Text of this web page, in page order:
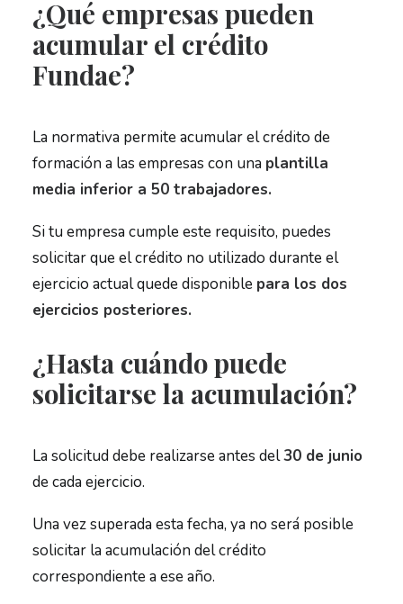
¿Qué empresas pueden
acumular el crédito
Fundae?
La normativa permite acumular el crédito de
formación a las empresas con una plantilla
media inferior a 50 trabajadores.
Si tu empresa cumple este requisito, puedes
solicitar que el crédito no utilizado durante el
ejercicio actual quede disponible para los dos
ejercicios posteriores.
¿Hasta cuándo puede
solicitarse la acumulación?
La solicitud debe realizarse antes del30 de junio
de cada ejercicio.
Una vez superada esta fecha, ya no será posible
solicitar la acumulación del crédito
correspondiente a ese año.